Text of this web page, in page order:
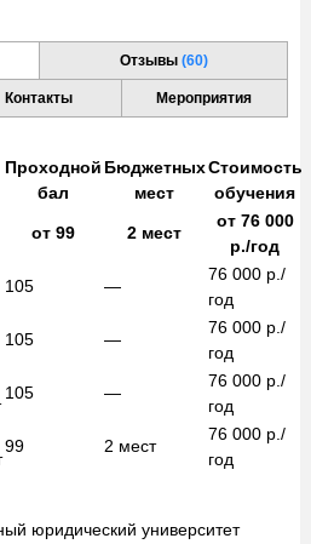
Отзывы (60)
Контакты Мероприятия
Проходной
бал
Бюджетных
мест
Стоимость
обучения
от99 2 мест
от76 000
р./год
105 —
76 000 р./
год
105 —
76 000 р./
год
105 —
76 000 р./
год
99 2 мест
76 000 р./
год
юридический университет